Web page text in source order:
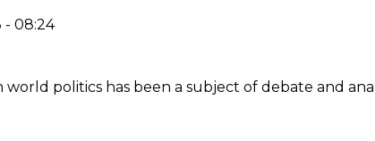
- 08:24
world politics has been a subject of debate and